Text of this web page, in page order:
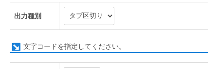
出力種別
文字コードを指定してください。